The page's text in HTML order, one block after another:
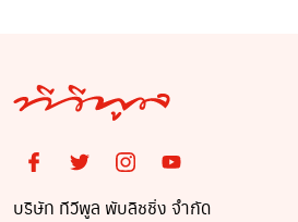
บริษัท ทีวีพูล พับลิชชิ่ง จำกัด